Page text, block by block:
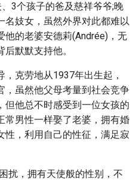
3个孩子的爸及慈祥爷爷;晚
名妓女，虽然外界对此都难以
的老婆安德莉(Andrée)，无
默默支持他。
克劳地从1937年出生起，
，虽然他父母考量到社会竞争
但他总不时感受到一位女孩的
常男性一样娶了老婆，拥有婚
性，利用自己的性征，满足寂
扰，拥有天使般的性别，不